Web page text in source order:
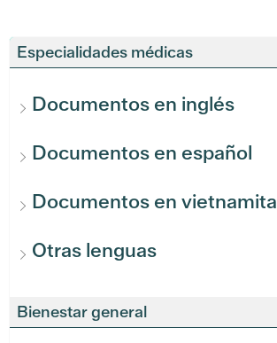
Especialidades médicas
Documentos en inglés
Documentos en español
Documentos en vietnamita
Otras lenguas
Bienestar general